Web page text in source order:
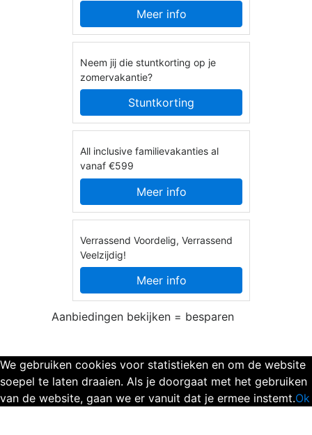
Meer info
Neem jij die stuntkorting op je
zomervakantie?
Stuntkorting
All inclusive familievakanties al
vanaf €599
Meer info
Verrassend Voordelig, Verrassend
Veelzijdig!
Meer info
Aanbiedingen bekijken = besparen
We gebruiken cookies voor statistieken en om de website
soepel te laten draaien. Als je doorgaat met het gebruiken
van de website, gaan we er vanuit dat je ermee instemt.Ok